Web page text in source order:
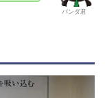
パンダ君